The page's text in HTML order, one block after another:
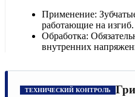
Применение:
работающие на изгиб.
Обработка:
внутренних
ТЕХНИЧЕСКИЙ КОНТРОЛЬ